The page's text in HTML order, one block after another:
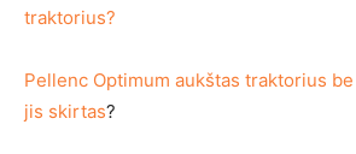
traktorius?
Pellenc Optimum aukštas traktorius
jis skirtas?